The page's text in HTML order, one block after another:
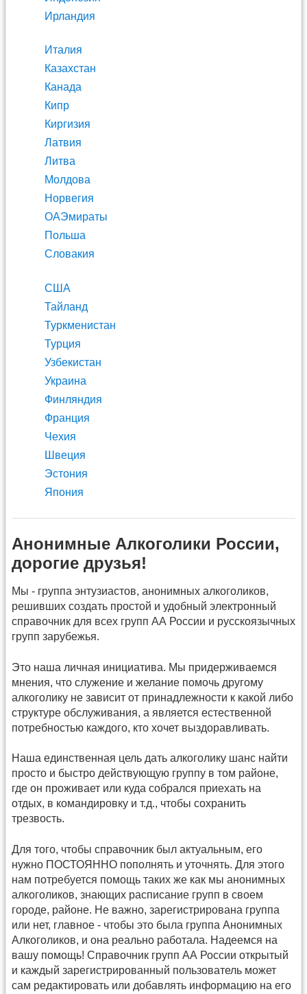
Ирландия
Италия
Казахстан
Канада
Кипр
Киргизия
Латвия
Литва
Молдова
Норвегия
ОАЭмираты
Польша
Словакия
США
Тайланд
Туркменистан
Турция
Узбекистан
Украина
Финляндия
Франция
Чехия
Швеция
Эстония
Япония
Анонимные Алкоголики России,
дорогие друзья!
Мы - группа энтузиастов, анонимных алкоголиков,
решивших создать простой и удобный электронный
справочник для всех групп АА России и русскоязычных
групп зарубежья.
Это наша личная инициатива. Мы придерживаемся
мнения, что служение и желание помочь другому
алкоголику не зависит от принадлежности к какой либо
структуре обслуживания, а является естественной
потребностью каждого, кто хочет выздоравливать.
Наша единственная цель дать алкоголику шанс найти
просто и быстро действующую группу в том районе,
где он проживает или куда собрался приехать на
отдых, в командировку и т.д., чтобы сохранить
трезвость.
Для того, чтобы справочник был актуальным, его
нужно ПОСТОЯННО пополнять и уточнять. Для этого
нам потребуется помощь таких же как мы анонимных
алкоголиков, знающих расписание групп в своем
городе, районе. Не важно, зарегистрирована группа
или нет, главное - чтобы это была группа Анонимных
Алкоголиков, и она реально работала. Надеемся на
вашу помощь! Справочник групп АА России открытый
и каждый зарегистрированный пользователь может
сам редактировать или добавлять информацию на его